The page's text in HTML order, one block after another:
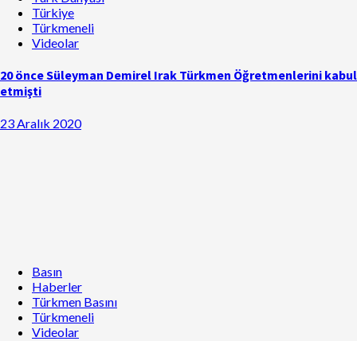
Türkiye
Türkmeneli
Videolar
20 önce Süleyman Demirel Irak Türkmen Öğretmenlerini kabul
etmişti
23 Aralık 2020
Basın
Haberler
Türkmen Basını
Türkmeneli
Videolar